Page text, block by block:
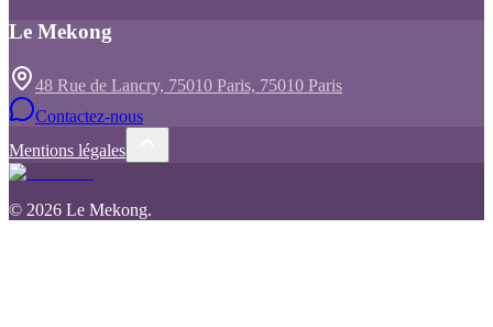
Le Mekong
48 Rue de Lancry, 75010 Paris, 75010 Paris
Contactez-nous
Mentions légales
© 2026 Le Mekong.